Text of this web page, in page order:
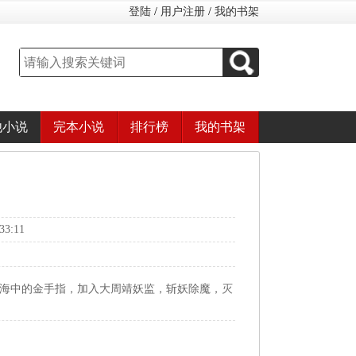
登陆 / 用户注册 / 我的书架
说 完本小说 排行榜 我的书架
的金手指，加入大周靖妖监，斩妖除魔，灭